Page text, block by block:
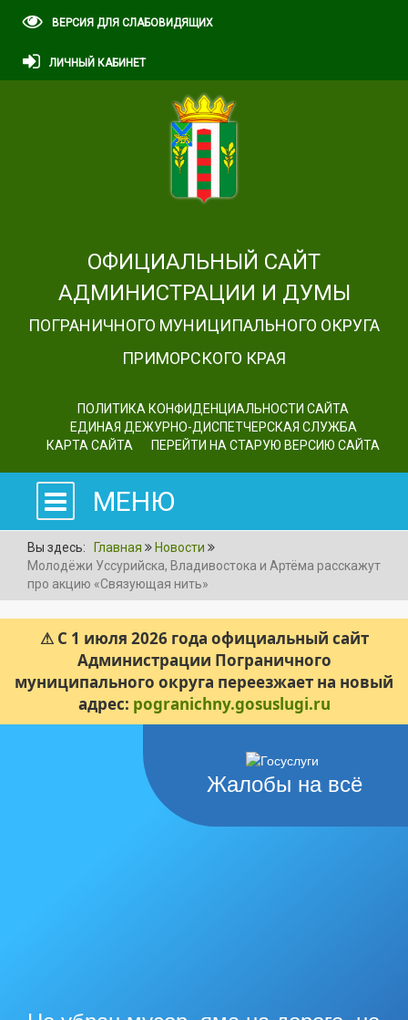
ВЕРСИЯ ДЛЯ СЛАБОВИДЯЩИХ
ЛИЧНЫЙ КАБИНЕТ
ОФИЦИАЛЬНЫЙ САЙТ
АДМИНИСТРАЦИИ И ДУМЫ
ПОГРАНИЧНОГО МУНИЦИПАЛЬНОГО ОКРУГА
ПРИМОРСКОГО КРАЯ
ПОЛИТИКА КОНФИДЕНЦИАЛЬНОСТИ САЙТА
ЕДИНАЯ ДЕЖУРНО-ДИСПЕТЧЕРСКАЯ СЛУЖБА
КАРТА САЙТА
ПЕРЕЙТИ НА СТАРУЮ ВЕРСИЮ САЙТА
МЕНЮ
Вы здесь: Главная
Новости
Молодёжи Уссурийска, Владивостока и Артёма расскажут
про акцию «Связующая нить»
⚠ С 1 июля 2026 года официальный сайт
Администрации Пограничного
муниципального округа переезжает на новый
адрес: pogranichny.gosuslugi.ru
Жалобы на всё